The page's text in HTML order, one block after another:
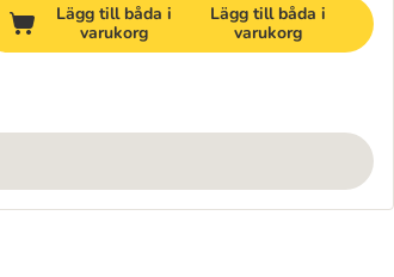
Lägg till båda i
varukorg
Lägg till båda i
varukorg